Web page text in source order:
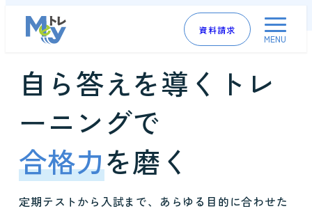
資料請求
MENU
高校生 My eトレの特徴
自ら答えを導くトレ
ーニングで
合格力を磨く
定期テストから入試まで、あらゆる目的に合わせた